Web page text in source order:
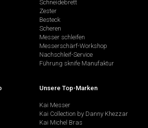
Schneidebrett
Zester
Besteck
Scheren
Messer schleifen
Messerschärf-Workshop
Nachschleif-Service
Führung sknife Manufaktur
Unsere Top-Marken
Kai Messer
Kai Collection by Danny Khezzar
Kai Michel Bras